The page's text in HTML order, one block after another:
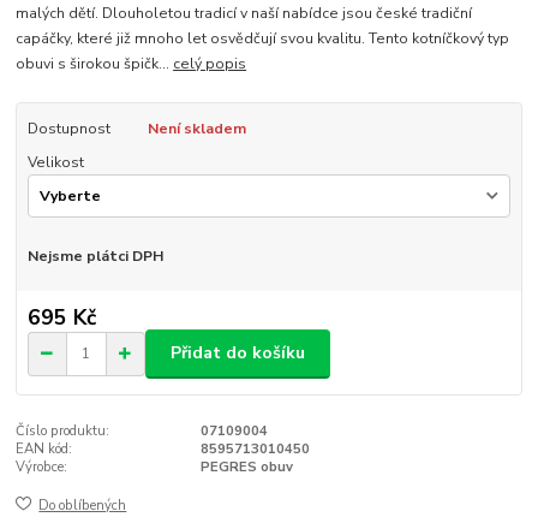
malých dětí. Dlouholetou tradicí v naší nabídce jsou české tradiční
capáčky, které již mnoho let osvědčují svou kvalitu. Tento kotníčkový typ
obuvi s širokou špičk... celý popis
Dostupnost
Není skladem
Velikost
Nejsme plátci DPH
695 Kč
Přidat do košíku
Číslo produktu:
07109004
EAN kód:
8595713010450
Výrobce:
PEGRES obuv
Do oblíbených